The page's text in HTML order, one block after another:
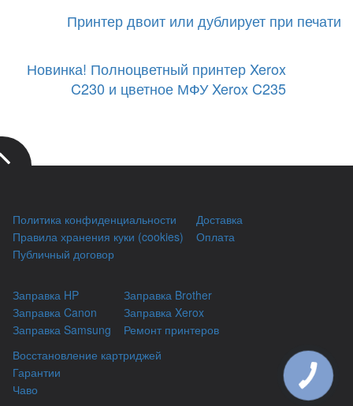
Принтер двоит или дублирует при печати
Новинка! Полноцветный принтер Xerox
C230 и цветное МФУ Xerox C235
Политика конфиденциальности
Правила хранения куки (cookies)
Публичный договор
Доставка
Оплата
Заправка HP
Заправка Canon
Заправка Samsung
Заправка Brother
Заправка Xerox
Ремонт принтеров
Восстановление картриджей
Гарантии
Чаво
КНОПКА
ЗВ'ЯЗКУ